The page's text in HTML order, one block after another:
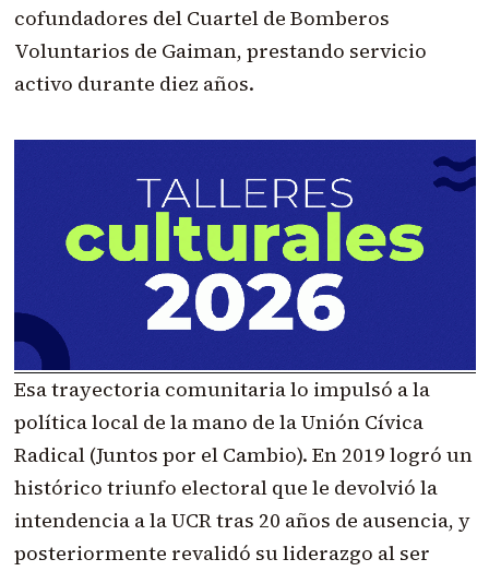
cofundadores del Cuartel de Bomberos
Voluntarios de Gaiman, prestando servicio
activo durante diez años.
Esa trayectoria comunitaria lo impulsó a la
política local de la mano de la Unión Cívica
Radical (Juntos por el Cambio). En 2019 logró un
histórico triunfo electoral que le devolvió la
intendencia a la UCR tras 20 años de ausencia, y
posteriormente revalidó su liderazgo al ser